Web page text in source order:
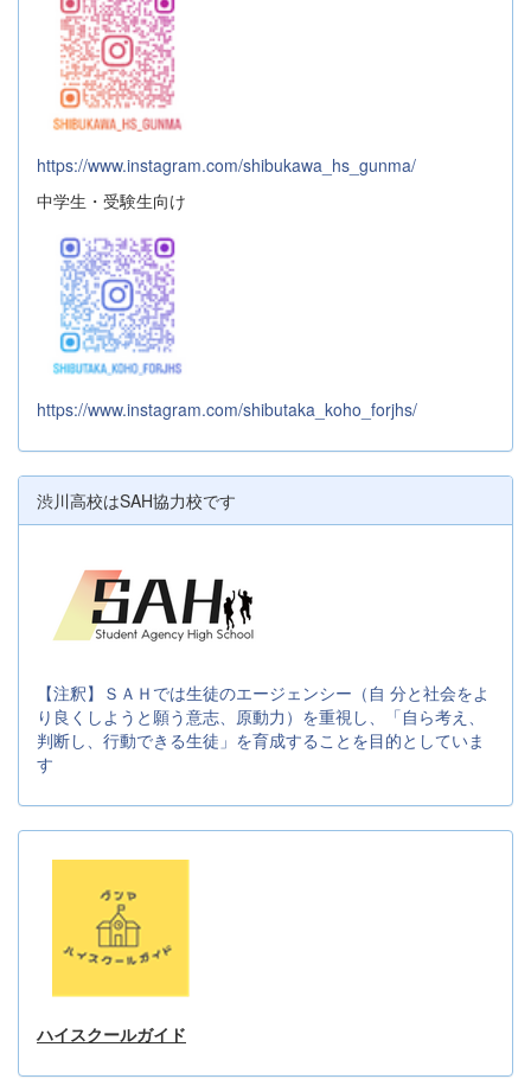
https://www.instagram.com/shibukawa_hs_gunma/
中学生・受験生向け
https://www.instagram.com/shibutaka_koho_forjhs/
渋川高校はSAH協力校です
【注釈】ＳＡＨでは生徒のエージェンシー（自 分と社会をよ
り良くしようと願う意志、原動力）を重視し、「自ら考え、
判断し、行動できる生徒」を育成することを目的としていま
す
ハイスクールガイド